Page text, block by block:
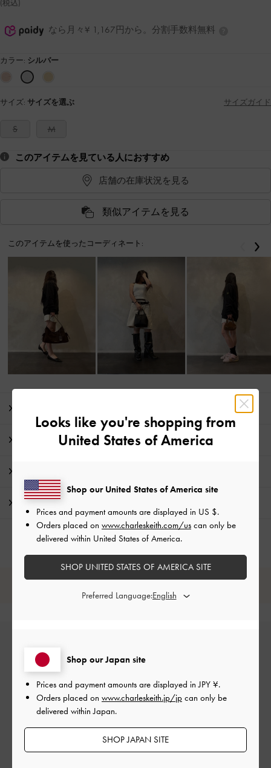
(税込)
なら月々¥ 1,167円から。分割手数料無料
カラー: シルバー
サイズ: サイズを選ぶ サイズガイド
S M
このアイテムを見ている人におすすめ
店舗の在庫状況を見る
類似アイテムを見る
このアイテムを使ったコーディネート: 戻る
商品詳細 / お手入れ方法
配送 & 返品
カスタマーレビュー
Looks like you're shopping from
United States of America
Shop our Japan site
Prices and payment amounts are displayed inJPY ¥.
Orders placed on www.charleskeith.jp/jp can only be
delivered within Japan.
SHOP JAPAN SITE
Shop our United States of America site
Prices and payment amounts are displayed in US $.
Orders placed on www.charleskeith.com/us can only be
delivered within United States of America.
SHOP UNITED STATES OF AMERICA SITE
Preferred Language: